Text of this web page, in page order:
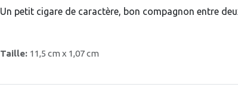
Un petit cigare de caractère, bon compagnon entre
Taille: 11,5 cm x 1,07 cm